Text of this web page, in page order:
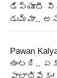
డిప్యూటీ
డుమ్మా..
Pawan
ఉంటది..